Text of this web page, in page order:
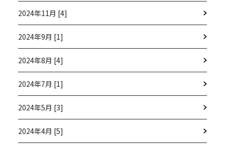
2024年11月 [4]
2024年9月 [1]
2024年8月 [4]
2024年7月 [1]
2024年5月 [3]
2024年4月 [5]